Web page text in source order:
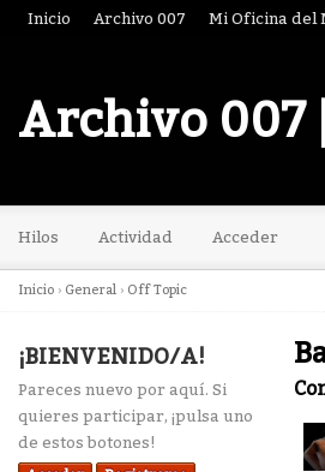
Inicio Archivo 007 Mi Oficina del
Archivo 007
Hilos Actividad Acceder
Inicio › General › Off Topic
¡BIENVENIDO/A!
Pareces nuevo por aquí. Si
quieres participar, ¡pulsa uno
de estos botones!